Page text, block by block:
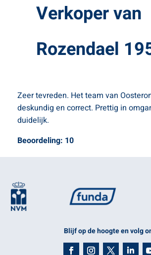
Verkoper van
Rozendael
Zeer tevreden. Het team van
deskundig en correct. Prettig in
duidelijk.
Beoordeling: 10
Blijf op de hoogte en volg